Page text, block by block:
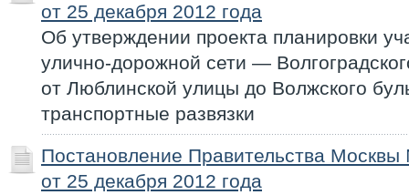
от 25 декабря 2012 года
Об утверждении проекта планировки
улично-дорожной сети —
от Люблинской улицы до Волжского
транспортные развязки
Постановление Правительства
от 25 декабря 2012 года